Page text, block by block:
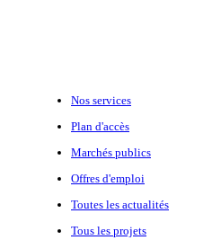
Nos services
Plan d'accès
Marchés publics
Offres d'emploi
Toutes les actualités
Tous les projets